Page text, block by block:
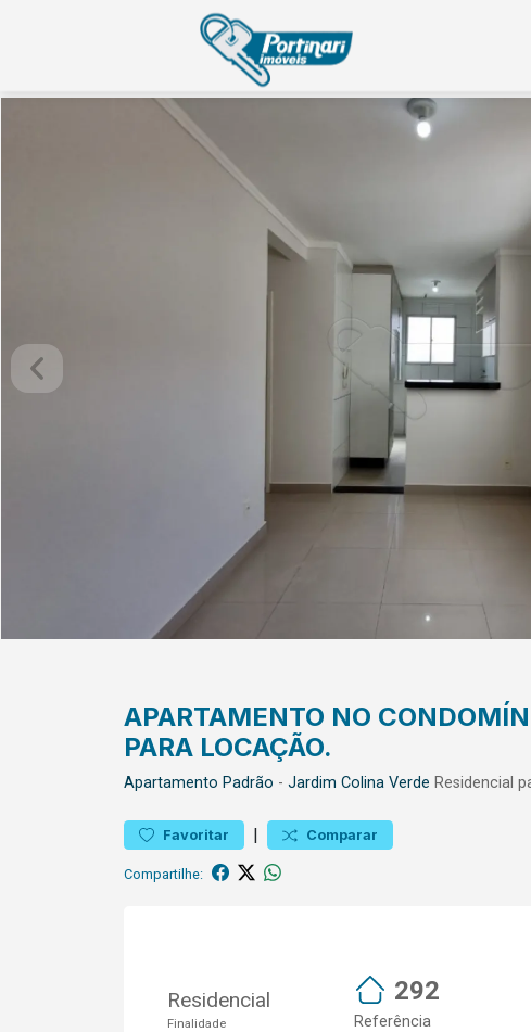
APARTAMENTO NO
PARA LOCAÇÃO.
Apartamento Padrão - Jardim Colina Verde Residencial
Favoritar | Comparar
Compartilhe:
Residencial
Finalidade
292
Referência